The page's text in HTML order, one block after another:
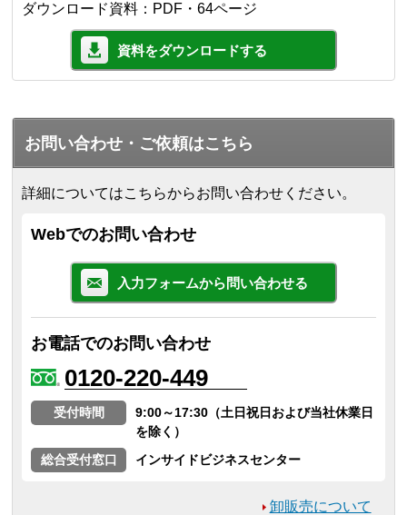
ダウンロード資料：PDF・64ページ
資料をダウンロードする
お問い合わせ・ご依頼はこちら
詳細についてはこちらからお問い合わせください。
Webでのお問い合わせ
入力フォームから問い合わせる
お電話でのお問い合わせ
0120-220-449
受付時間
9:00～17:30（土日祝日および当社休業日
を除く）
総合受付窓口
インサイドビジネスセンター
卸販売について